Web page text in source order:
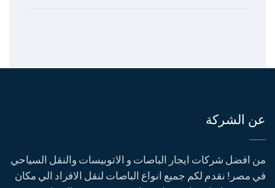
عن الشركة
من افضل شركات ايجار الباصات و الاتوبيسات والنقل السياحي
في مصر! نقدم لكم جميع انواع الباصات لنقل الافراد الي مكان